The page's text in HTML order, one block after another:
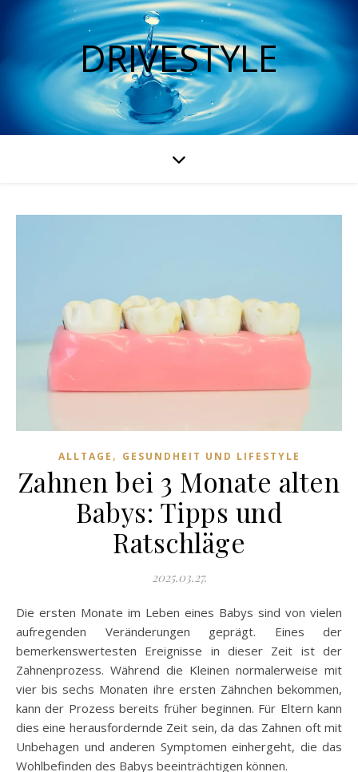
DRIVESTYLE
ALLTAGE , GESUNDHEIT UND LIFESTYLE
Zahnen bei 3 Monate alten
Babys: Tipps und
Ratschläge
2025.03.27.
Die ersten Monate im Leben eines Babys sind von vielen
aufregenden Veränderungen geprägt. Eines der
bemerkenswertesten Ereignisse in dieser Zeit ist der
Zahnenprozess. Während die Kleinen normalerweise mit
vier bis sechs Monaten ihre ersten Zähnchen bekommen,
kann der Prozess bereits früher beginnen. Für Eltern kann
dies eine herausfordernde Zeit sein, da das Zahnen oft mit
Unbehagen und anderen Symptomen einhergeht, die das
Wohlbefinden des Babys beeinträchtigen können.